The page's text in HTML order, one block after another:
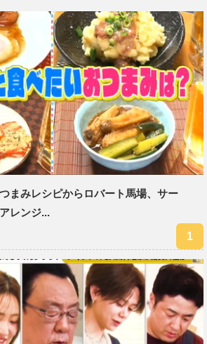
まみレシピからロバート馬場、サー
レンジ...